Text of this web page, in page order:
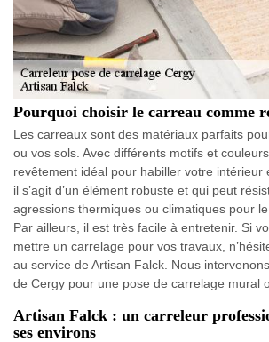
Pourquoi choisir le carreau comme
Les carreaux sont des matériaux parfaits
ou vos sols. Avec différents motifs et
revêtement idéal pour habiller votre intérieur
il s’agit d’un élément robuste et qui peut
agressions thermiques ou climatiques pour
Par ailleurs, il est très facile à entretenir. Si
mettre un carrelage pour vos travaux,
au service de Artisan Falck. Nous
de Cergy pour une pose de carrelage mural
Artisan Falck : un carreleur
ses environs